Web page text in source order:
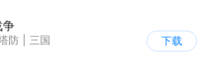
争
防
三国
屏
下载